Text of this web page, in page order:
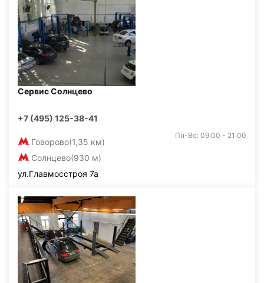
Сервис Солнцево
+7 (495) 125-38-41
Говорово(1,35 км)
Солнцево(930 м)
Пн-Вс: 09:00 - 21:00
ул.Главмосстроя 7а